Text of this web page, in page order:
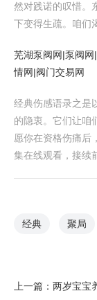
然对践诺的叹惜。
下变得生疏。咱们
芜湖泵阀网|泵阀
情网|阀门交易网
经典伤感语录之是
的隐衷。它们让咱
愿你在资格伤痛后
集在线观看，接续
经典 聚局
上一篇： 两岁宝宝